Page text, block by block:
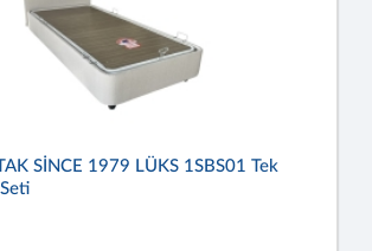
SİNCE 1979 LÜKS 1SBS01 Tek